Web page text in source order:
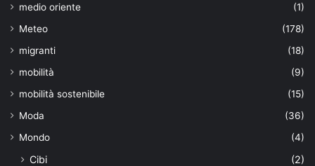
medio oriente
(1)
Meteo
(178)
migranti
(18)
mobilità
(9)
mobilità sostenibile
(15)
Moda
(36)
Mondo
(4)
Cibi (2)